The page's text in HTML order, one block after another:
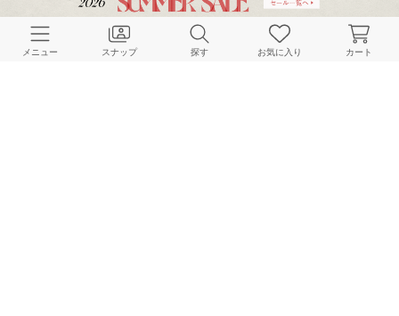
CUSTOMER SERVICE
メニュー スナップ 探す お気に入り カート